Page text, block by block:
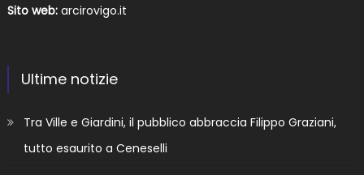
Sito web: arcirovigo.it
Ultime notizie
Tra Ville e Giardini, il pubblico abbraccia Filippo Graziani,
tutto esaurito a Ceneselli